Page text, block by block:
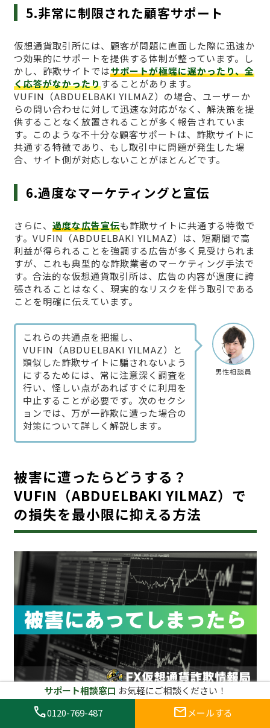
5.非常に制限された顧客サポート
仮想通貨取引所には、顧客が問題に直面した際に迅速か
つ効果的にサポートを提供する体制が整っています。し
かし、詐欺サイトではサポートが極端に遅かったり、全
く応答がなかったりすることがあります。
VUFΙN（ABDUELBAKI YILMAZ）の場合、ユーザーか
らの問い合わせに対して迅速な対応がなく、解決策を提
供することなく放置されることが多く報告されていま
す。このような不十分な顧客サポートは、詐欺サイトに
共通する特徴であり、もし取引中に問題が発生した場
合、サイト側が対応しないことがほとんどです。
6.過度なマーケティングと宣伝
さらに、 過度な広告宣伝も詐欺サイトに共通する特徴で
す。VUFΙN（ABDUELBAKI YILMAZ）は、短期間で高
利益が得られることを強調する広告が多く見受けられま
すが、これも典型的な詐欺業者のマーケティング手法で
す。合法的な仮想通貨取引所は、広告の内容が過度に誇
張されることはなく、現実的なリスクを伴う取引である
ことを明確に伝えています。
男性相談員
これらの共通点を把握し、
VUFΙN（ABDUELBAKI YILMAZ）と
類似した詐欺サイトに騙されないよう
にするためには、常に注意深く調査を
行い、怪しい点があればすぐに利用を
中止することが必要です。次のセクシ
ョンでは、万が一詐欺に遭った場合の
対策について詳しく解説します。
被害に遭ったらどうする？
VUFΙN（ABDUELBAKI YILMAZ）で
の損失を最小限に抑える方法
万が一、VUFΙN（ABDUELBAKI YILMAZ）のような詐
サポート相談窓口 お気軽にご相談ください！
call0120-769-487 mail メールする